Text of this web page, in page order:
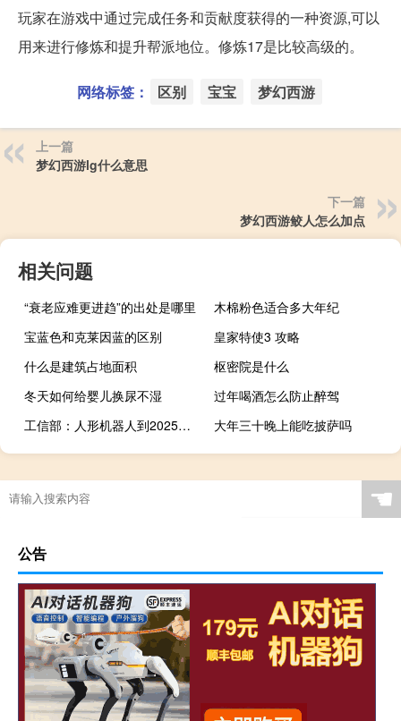
玩家在游戏中通过完成任务和贡献度获得的一种资源,可以
用来进行修炼和提升帮派地位。修炼17是比较高级的。
网络标签： 区别 宝宝 梦幻西游
上一篇
梦幻西游lg什么意思
下一篇
梦幻西游鲛人怎么加点
相关问题
“衰老应难更进趋”的出处是哪里
木棉粉色适合多大年纪
宝蓝色和克莱因蓝的区别
皇家特使3 攻略
什么是建筑占地面积
枢密院是什么
冬天如何给婴儿换尿不湿
过年喝酒怎么防止醉驾
工信部：人形机器人到2025年实现量产
大年三十晚上能吃披萨吗
☚
公告